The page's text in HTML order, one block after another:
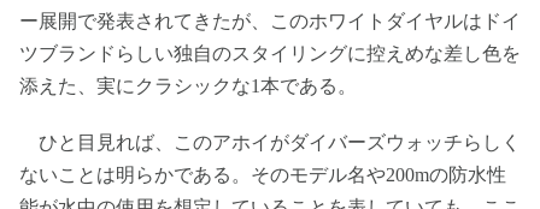
ー展開で発表されてきたが、このホワイトダイヤルはドイ
ツブランドらしい独自のスタイリングに控えめな差し色を
添えた、実にクラシックな1本である。
ひと目見れば、このアホイがダイバーズウォッチらしく
ないことは明らかである。そのモデル名や200mの防水性